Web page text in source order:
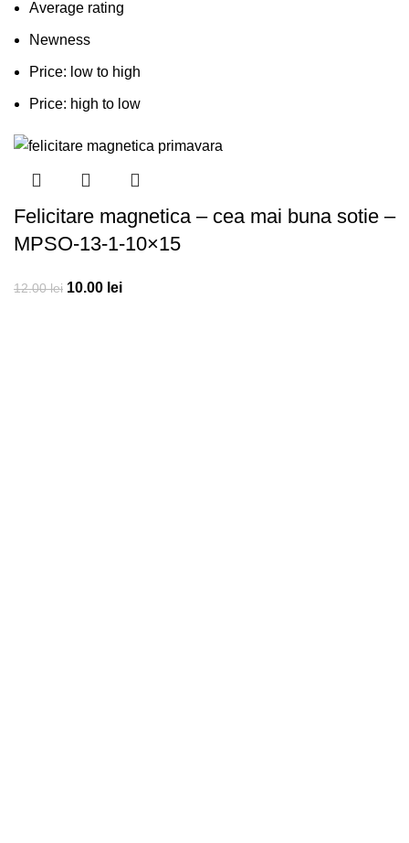
Average rating
Newness
Price: low to high
Price: high to low
Felicitare magnetica – cea mai buna sotie –
MPSO-13-1-10×15
12.00lei 10.00 lei